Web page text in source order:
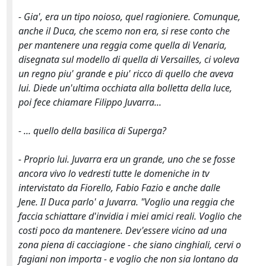
- Gia', era un tipo noioso, quel ragioniere. Comunque,
anche il Duca, che scemo non era, si rese conto che
per mantenere una reggia come quella di Venaria,
disegnata sul modello di quella di Versailles, ci voleva
un regno piu' grande e piu' ricco di quello che aveva
lui. Diede un'ultima occhiata alla bolletta della luce,
poi fece chiamare Filippo Juvarra...
- ... quello della basilica di Superga?
- Proprio lui. Juvarra era un grande, uno che se fosse
ancora vivo lo vedresti tutte le domeniche in tv
intervistato da Fiorello, Fabio Fazio e anche dalle
Jene. Il Duca parlo' a Juvarra. "Voglio una reggia che
faccia schiattare d'invidia i miei amici reali. Voglio che
costi poco da mantenere. Dev'essere vicino ad una
zona piena di cacciagione - che siano cinghiali, cervi o
fagiani non importa - e voglio che non sia lontano da